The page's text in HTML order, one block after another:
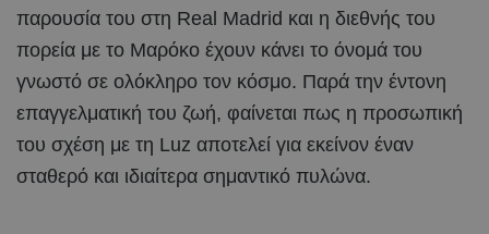
παρουσία του στη Real Madrid και η διεθνής του
πορεία με το Μαρόκο έχουν κάνει το όνομά του
γνωστό σε ολόκληρο τον κόσμο. Παρά την έντονη
επαγγελματική του ζωή, φαίνεται πως η προσωπική
του σχέση με τη Luz αποτελεί για εκείνον έναν
σταθερό και ιδιαίτερα σημαντικό πυλώνα.